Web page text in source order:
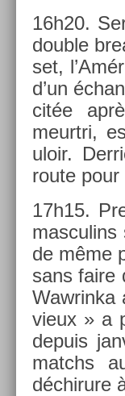
16h20.
doub­le
set,
d’un
citée
meurtri,
uloir.
route
17h15.
mas­culins
de même
sans faire
Waw­rinka
vieux » a
de­puis
matchs
déchirure